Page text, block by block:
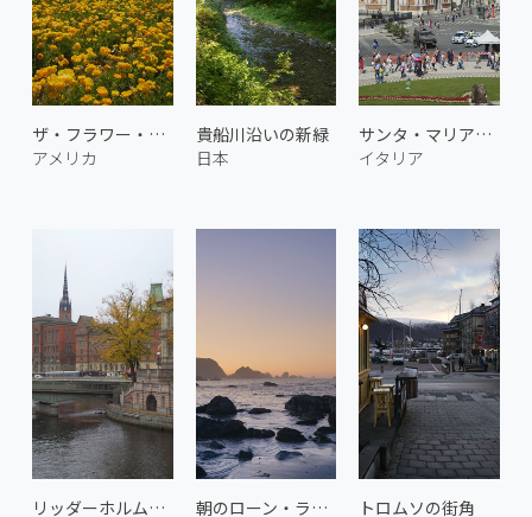
ザ・フラワー・フィールズ 3
アメリカ
貴船川沿いの新緑
日本
サンタ・マリア・ディ・ロレート
イタリア
リッダーホルム教会 朝のローン・ランチ・ビーチ 2 トロムソの街角